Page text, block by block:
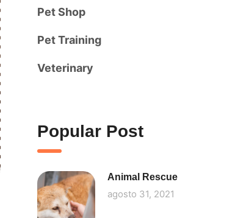
Pet Shop
Pet Training
Veterinary
Popular Post
Animal Rescue
agosto 31, 2021